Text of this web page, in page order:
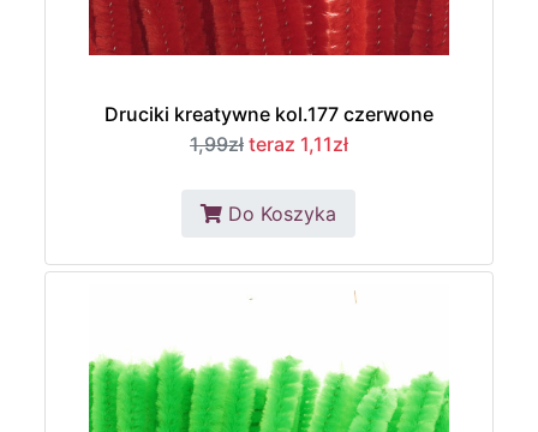
Druciki kreatywne kol.177 czerwone
1,99zł teraz 1,11zł
Do Koszyka